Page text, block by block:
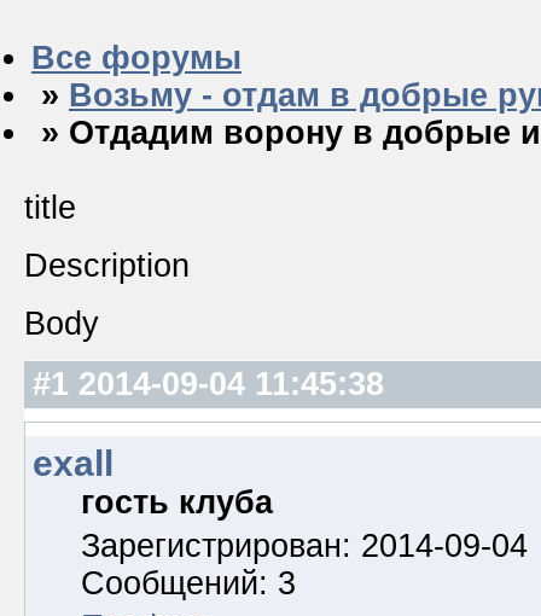
Все форумы
» Возьму - отдам в добрые
» Отдадим ворону в добрые
title
Description
Body
#1 2014-09-04 11:45:38
exall
гость клуба
Зарегистрирован: 2014-09-04
Сообщений: 3